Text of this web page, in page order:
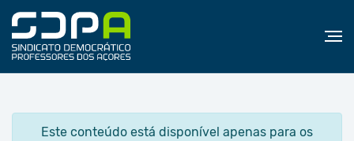
Este conteúdo está disponível apenas para os